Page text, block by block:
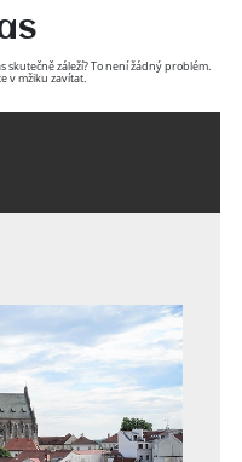
záleží? To není žádný problém.
v mžiku zavítat.